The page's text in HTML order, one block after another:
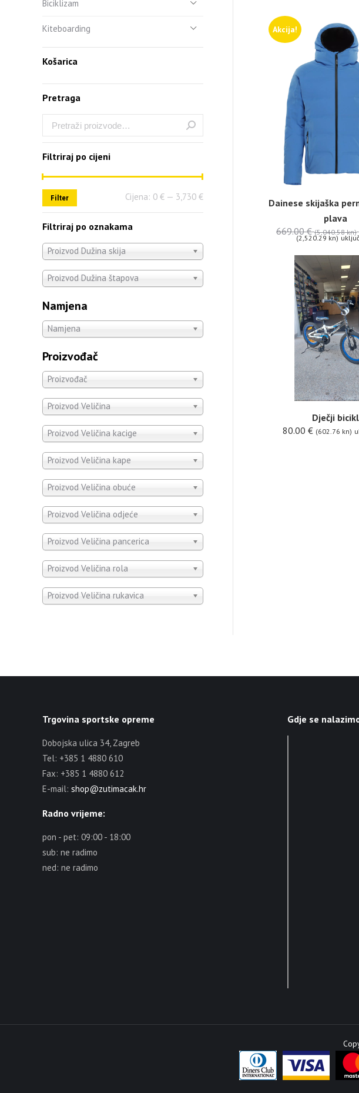
Akcija!
Dainese skijaška
plava
669.00€ (5,040.58 kn)
(2,520.29 kn)
Dječji bicikl
80.00 € (602.76 kn)
Biciklizam
Kiteboarding
Košarica
Pretraga
Filtriraj po cijeni
Filter Cijena: 0 € — 3,730 €
Filtriraj po oznakama
Proizvod Dužina skija
Proizvod Dužina štapova
Namjena
Namjena
Proizvođač
Proizvođač
Proizvod Veličina
Proizvod Veličina kacige
Proizvod Veličina kape
Proizvod Veličina obuće
Proizvod Veličina odjeće
Proizvod Veličina pancerica
Proizvod Veličina rola
Proizvod Veličina rukavica
Trgovina sportske opreme
Dobojska ulica 34, Zagreb
Tel: +385 1 4880 610
Fax: +385 1 4880 612
E-mail: shop@zutimacak.hr
Radno vrijeme:
pon - pet: 09:00 - 18:00
sub: ne radimo
ned: ne radimo
Gdje se